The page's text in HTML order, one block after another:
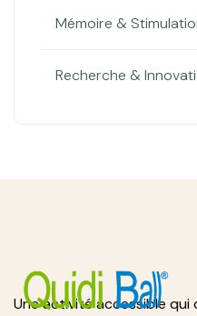
Mémoire &
Recherche &
Une activité accessible qui